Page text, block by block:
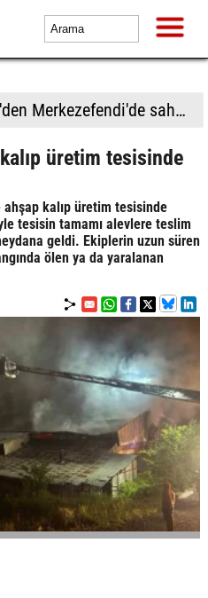
BTP Denizli'den Merkezefendi'de saha çalışması
üretim tesisinde
kalıp üretim tesisinde
tesisin tamamı alevlere teslim
geldi. Ekiplerin uzun süren
ölen ya da yaralanan